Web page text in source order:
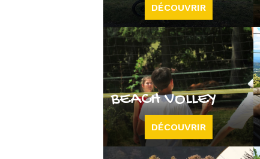
DÉCOUVRIR
BEACH VOLLEY
DÉCOUVRIR